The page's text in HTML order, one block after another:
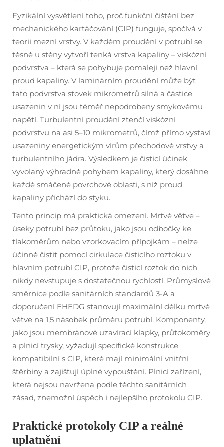
Fyzikální vysvětlení toho, proč funkční čištění bez
mechanického kartáčování (CIP) funguje, spočívá v
teorii mezní vrstvy. V každém proudění v potrubí se
těsně u stěny vytvoří tenká vrstva kapaliny – viskózní
podvrstva – která se pohybuje pomaleji než hlavní
proud kapaliny. V laminárním proudění může být
tato podvrstva stovek mikrometrů silná a částice
usazenin v ní jsou téměř nepodrobeny smykovému
napětí. Turbulentní proudění ztenčí viskózní
podvrstvu na asi 5–10 mikrometrů, čímž přímo vystaví
usazeniny energetickým vírům přechodové vrstvy a
turbulentního jádra. Výsledkem je čisticí účinek
vyvolaný výhradně pohybem kapaliny, který dosáhne
každé smáčené povrchové oblasti, s níž proud
kapaliny přichází do styku.
Tento princip má praktická omezení. Mrtvé větve –
úseky potrubí bez průtoku, jako jsou odbočky ke
tlakoměrům nebo vzorkovacím přípojkám – nelze
účinně čistit pomocí cirkulace čisticího roztoku v
hlavním potrubí CIP, protože čisticí roztok do nich
nikdy nevstupuje s dostatečnou rychlostí. Průmyslové
směrnice podle sanitárních standardů 3-A a
doporučení EHEDG stanovují maximální délku mrtvé
větve na 1,5 násobek průměru potrubí. Komponenty,
jako jsou membránové uzavírací klapky, průtokoměry
a plnicí trysky, vyžadují specifické konstrukce
kompatibilní s CIP, které mají minimální vnitřní
štěrbiny a zajišťují úplné vypouštění. Plnicí zařízení,
která nejsou navržena podle těchto sanitárních
zásad, znemožní úspěch i nejlepšího protokolu CIP.
Praktické protokoly CIP a reálné
uplatnění